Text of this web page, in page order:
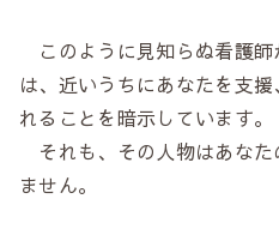
このように見知らぬ看護
は、近いうちにあなたを支
れることを暗示しています。
それも、その人物はあなた
ません。